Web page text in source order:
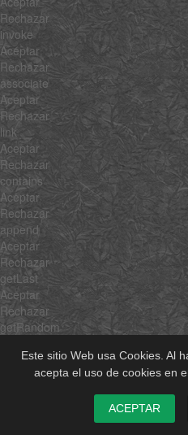
Este sitio Web usa Cookies. Al
acepta el uso de cookies en
ACEPTAR
Rechazar
invoke
Aceptar
Rechazar
associate
Aceptar
Rechazar
link
Aceptar
Rechazar
contains
Aceptar
Rechazar
append
Aceptar
Rechazar
getLast
Aceptar
Rechazar
getRandom
Rechazar
include